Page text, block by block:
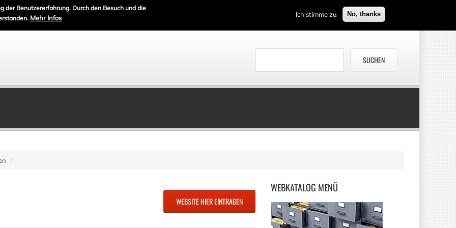
der Benutzererfahrung. Durch den Besuch und die
Mehr Infos Ich stimme zu No, thanks
WEBKATALOG MENÜ